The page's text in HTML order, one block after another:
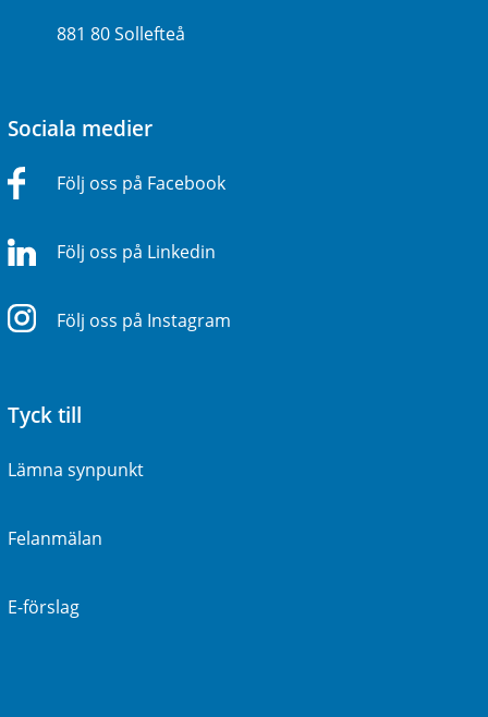
881 80 Sollefteå
Sociala medier
Följ oss på Facebook
Följ oss på Linkedin
Följ oss på Instagram
Tyck till
Lämna synpunkt
Felanmälan
E-förslag